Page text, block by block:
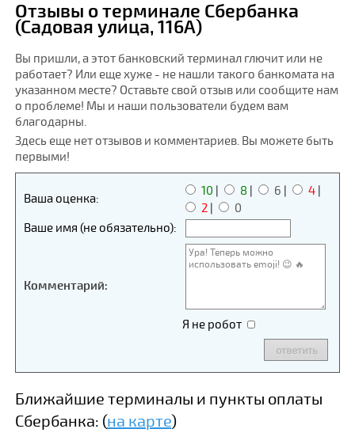
Отзывы о терминале Сбербанка
(Садовая улица, 116А)
Вы пришли, а этот банковский терминал глючит или не
работает? Или еще хуже - не нашли такого банкомата на
указанном месте? Оставьте свой отзыв или сообщите нам
о проблеме! Мы и наши пользователи будем вам
благодарны.
Здесь еще нет отзывов и комментариев. Вы можете быть
первыми!
Ваша оценка:
10 | 8 | 6 | 4|
2|
0
Ваше имя (не обязательно):
Комментарий:
Я не робот
Ближайшие терминалы и пункты оплаты
Сбербанка: (на карте)